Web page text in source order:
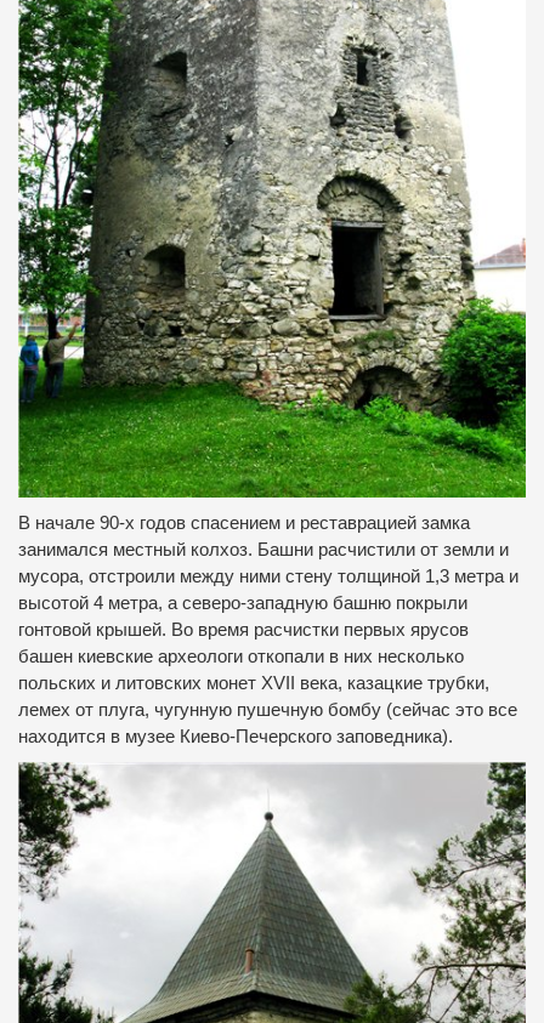
В начале 90-х годов спасением и реставрацией замка
занимался местный колхоз. Башни расчистили от земли и
мусора, отстроили между ними стену толщиной 1,3 метра и
высотой 4 метра, а северо-западную башню покрыли
гонтовой крышей. Во время расчистки первых ярусов
башен киевские археологи откопали в них несколько
польских и литовских монет XVII века, казацкие трубки,
лемех от плуга, чугунную пушечную бомбу (сейчас это все
находится в музее Киево-Печерского заповедника).